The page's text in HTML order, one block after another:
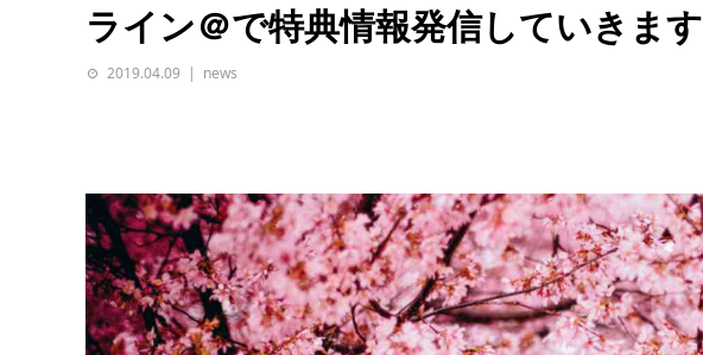
ライン＠で特典情報発信していきます
2019.04.09 news